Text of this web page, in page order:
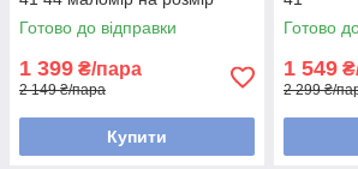
Готово до відправки
1 399 ₴/пара
2 149 ₴/пара
Купити
Готово
1 549
2 299 ₴/